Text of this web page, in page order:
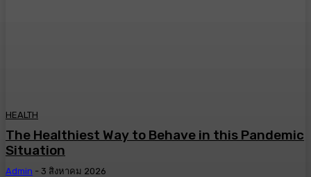
HEALTH
The Healthiest Way to Behave in this Pandemic
Situation
Admin - 3 สิงหาคม 2026